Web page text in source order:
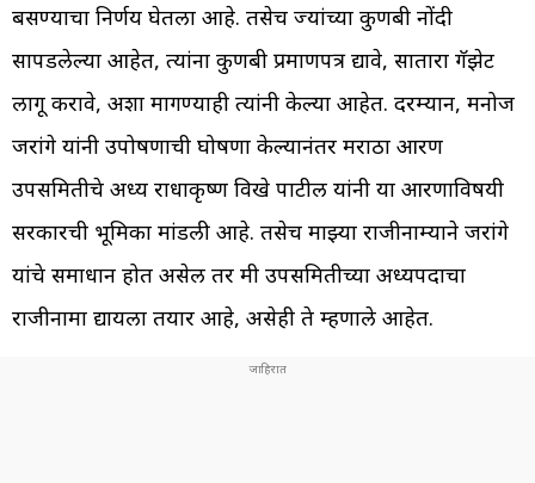
बसण्याचा निर्णय घेतला आहे. तसेच ज्यांच्या कुणबी नोंदी
सापडलेल्या आहेत, त्यांना कुणबी प्रमाणपत्र द्यावे, सातारा गॅझेट
लागू करावे, अशा मागण्याही त्यांनी केल्या आहेत. दरम्यान, मनोज
जरांगे यांनी उपोषणाची घोषणा केल्यानंतर मराठा आरक्षण
उपसमितीचे अध्यक्ष राधाकृष्ण विखे पाटील यांनी या आरक्षणाविषयी
सरकारची भूमिका मांडली आहे. तसेच माझ्या राजीनाम्याने जरांगे
यांचे समाधान होत असेल तर मी उपसमितीच्या अध्यक्षपदाचा
राजीनामा द्यायला तयार आहे, असेही ते म्हणाले आहेत.